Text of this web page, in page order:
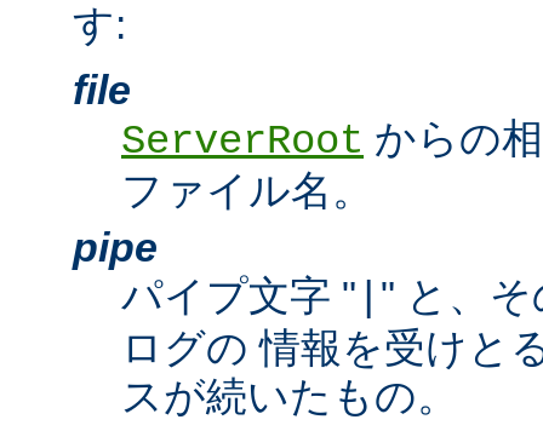
す:
file
ServerRoot からの
ファイル名。
pipe
パイプ文字 " " と、
ログの 情報を受けと
スが続いたもの。